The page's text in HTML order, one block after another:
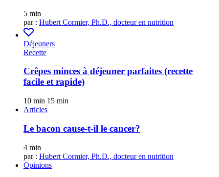
5 min
par : Hubert Cormier, Ph.D., docteur en nutrition
Déjeuners
Recette
Crêpes minces à déjeuner parfaites (recette
facile et rapide)
10 min 15 min
Articles
Le bacon cause-t-il le cancer?
4 min
par : Hubert Cormier, Ph.D., docteur en nutrition
Opinions